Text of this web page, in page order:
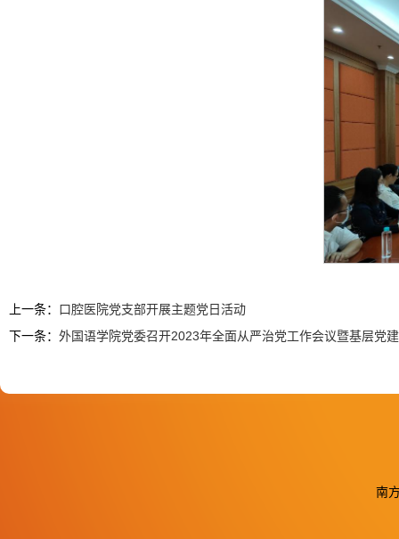
上一条： 口腔医院党支部开展主题党日活动
下一条： 外国语学院党委召开2023年全面从严治党工作会议暨基层党
南